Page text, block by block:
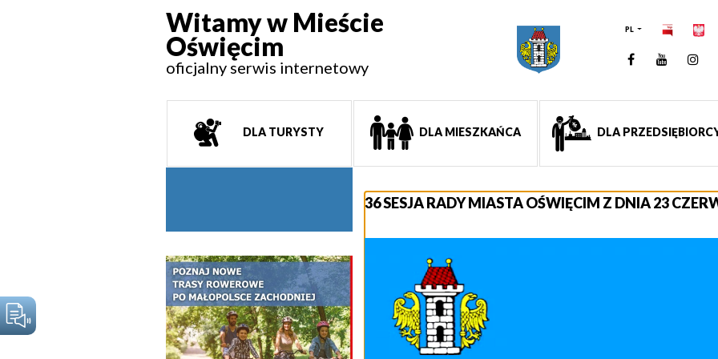
Witamy w Mieście
Oświęcim
oficjalny serwis internetowy
PL
Facebook
DLA TURYSTY DLA MIESZKAŃCA DLA
36 SESJA RADY MIASTA OŚWIĘCIM Z DNIA 23